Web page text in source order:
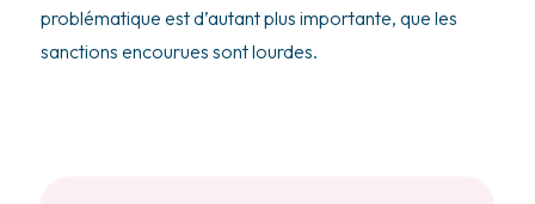
problématique est d’autant plus importante, que les
sanctions encourues sont lourdes.